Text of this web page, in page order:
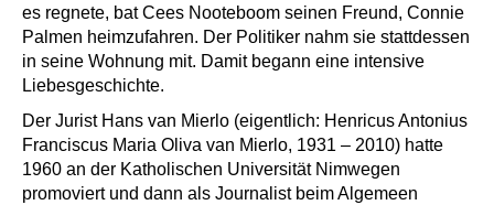
es regnete, bat Cees Nooteboom seinen Freund, Connie
Palmen heimzufahren. Der Politiker nahm sie stattdessen
in seine Wohnung mit. Damit begann eine intensive
Liebesgeschichte.
Der Jurist Hans van Mierlo (eigentlich: Henricus Antonius
Franciscus Maria Oliva van Mierlo, 1931 – 2010) hatte
1960 an der Katholischen Universität Nimwegen
promoviert und dann als Journalist beim Algemeen